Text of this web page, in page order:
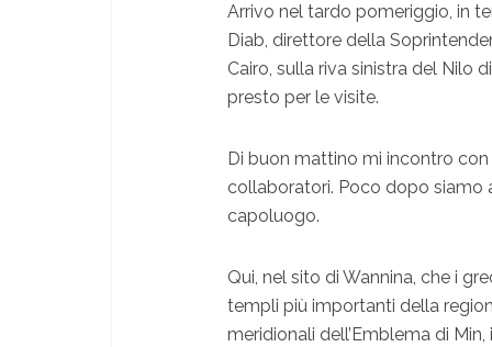
Arrivo nel tardo pomeriggio, in
Diab, direttore della
Cairo, sulla riva sinistra del Nilo
presto per le visite.
Di buon mattino mi incontro
collaboratori. Poco dopo siamo
capoluogo.
Qui, nel sito di Wannina, che i
templi più importanti della
meridionali dell’Emblema di